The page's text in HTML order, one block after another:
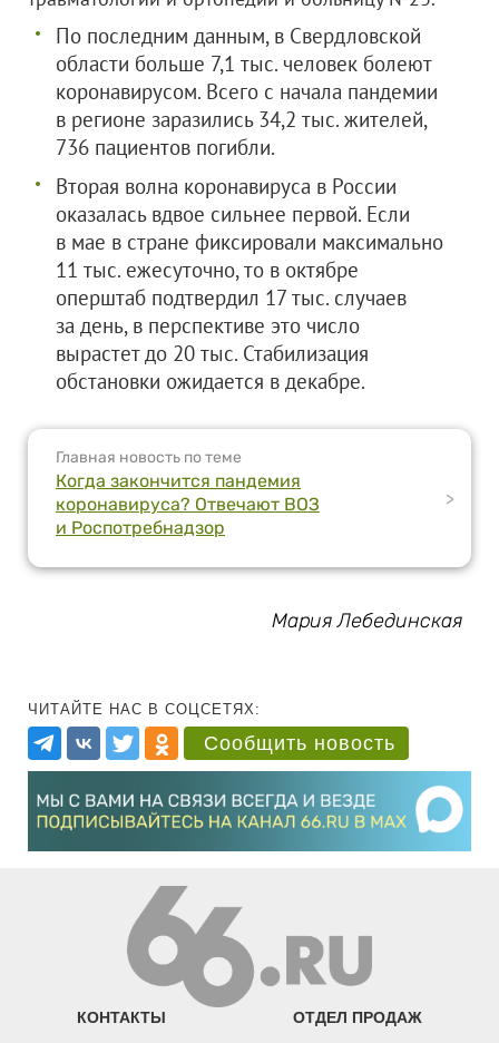
По последним данным, в Свердловской
области больше 7,1 тыс. человек болеют
коронавирусом. Всего с начала пандемии
в регионе заразились 34,2 тыс. жителей,
736 пациентов погибли.
Вторая волна коронавируса в России
оказалась вдвое сильнее первой. Если
в мае в стране фиксировали максимально
11 тыс. ежесуточно, то в октябре
оперштаб подтвердил 17 тыс. случаев
за день, в перспективе это число
вырастет до 20 тыс. Стабилизация
обстановки ожидается в декабре.
Главная новость по теме
Когда закончится пандемия
коронавируса? Отвечают ВОЗ
и Роспотребнадзор
>
Мария Лебединская
ЧИТАЙТЕ НАС В СОЦСЕТЯХ:
Сообщить новость
КОНТАКТЫ ОТДЕЛ ПРОДАЖ